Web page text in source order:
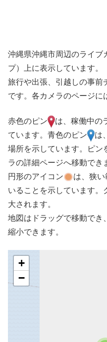
沖縄県沖縄市周辺のライブ
プ）上に表示しています。
旅行や出張、引越しの事前
です。各カメラのページに
赤色のピン
は、稼働中の
ています。青色のピン
は
場所を示しています。ピン
ラの詳細ページへ移動でき
円形のアイコン
は、狭
いることを示しています。
大されます。
地図はドラッグで移動でき
縮小できます。
+
−